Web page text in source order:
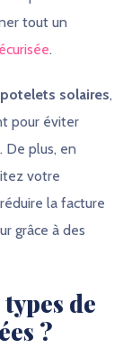
tout un
.
potelets solaires,
pour éviter
De plus, en
votre
la facture
grâce à des
de
?